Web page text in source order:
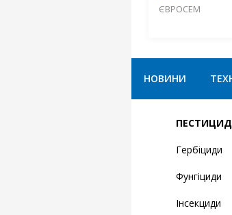
ЄВРОСЕМ
НОВИНИ
Гербіциди
Фунгіциди
Інсекциди